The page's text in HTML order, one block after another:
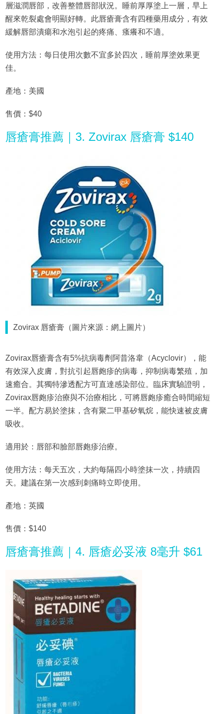
層滋潤唇部，改善整體唇部狀況。睡前厚厚塗上一層，早上
醒來乾裂處會明顯好轉。此唇瘡膏含有四種藥用成分，有效
緩解唇部潰瘍和水泡引起的疼痛、瘙癢和不適。
使用方法：每日使用次數不宜多於四次，睡前厚塗效果更
佳。
產地：美國
售價：$40
唇瘡膏推薦｜3. Zovirax 唇瘡膏 $140
Zovirax 唇瘡膏（圖片來源：網上圖片）
Zovirax唇瘡膏含有5%抗病毒劑阿昔洛韋（Acyclovir），能
有效深入皮膚，對抗引起唇皰疹的病毒，抑制病毒繁殖，加
速癒合。其獨特滲透配方可直達感染部位。臨床實驗證明，
Zovirax唇皰疹治療與不治療相比，可將唇皰疹癒合時間縮短
一半。配方易於塗抹，含有聚二甲基矽氧烷，能快速被皮膚
吸收。
適用於：唇部和臉部唇皰疹治療。
使用方法：每天五次，大約每隔四小時塗抹一次，持續四
天。建議在第一次感到刺痛時立即使用。
產地：英國
售價：$140
唇瘡膏推薦｜4. 唇瘡必妥液 8毫升 $61